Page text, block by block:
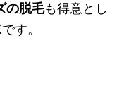
の脱毛も得意とし
す。